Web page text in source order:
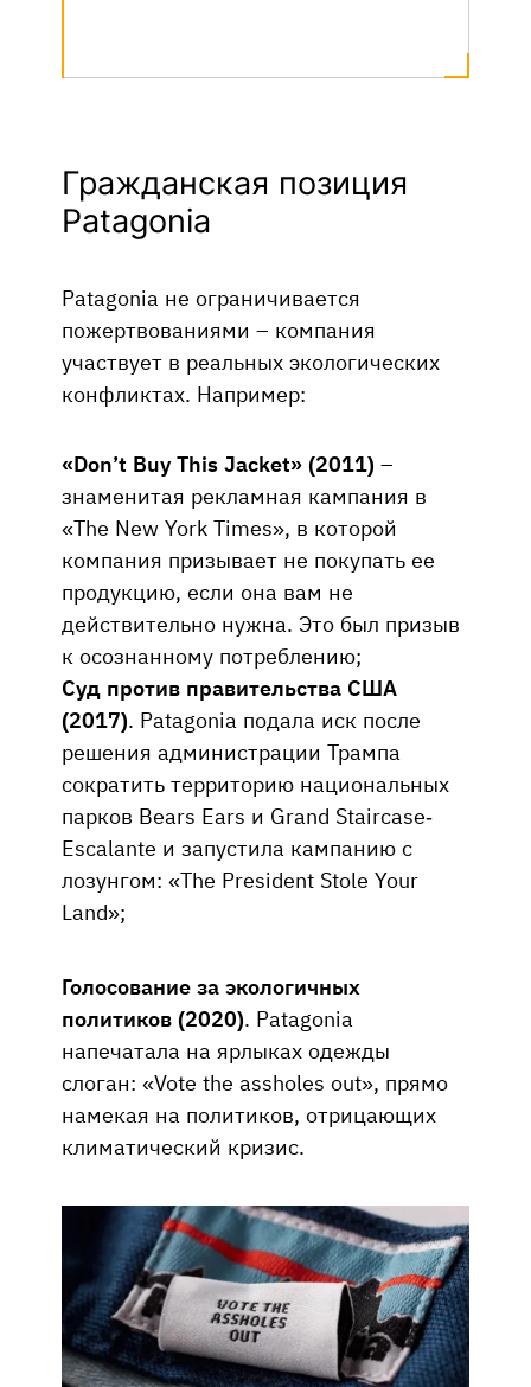
Гражданская позиция
Patagonia
Patagonia не ограничивается
пожертвованиями – компания
участвует в реальных экологических
конфликтах. Например:
«Don’t Buy This Jacket» (2011) –
знаменитая рекламная кампания в
«The New York Times», в которой
компания призывает не покупать ее
продукцию, если она вам не
действительно нужна. Это был призыв
к осознанному потреблению;
Суд против правительства США
(2017). Patagonia подала иск после
решения администрации Трампа
сократить территорию национальных
парков Bears Ears и Grand Staircase-
Escalante и запустила кампанию с
лозунгом: «The President Stole Your
Land»;
Голосование за экологичных
политиков (2020). Patagonia
напечатала на ярлыках одежды
слоган: «Vote the assholes out», прямо
намекая на политиков, отрицающих
климатический кризис.